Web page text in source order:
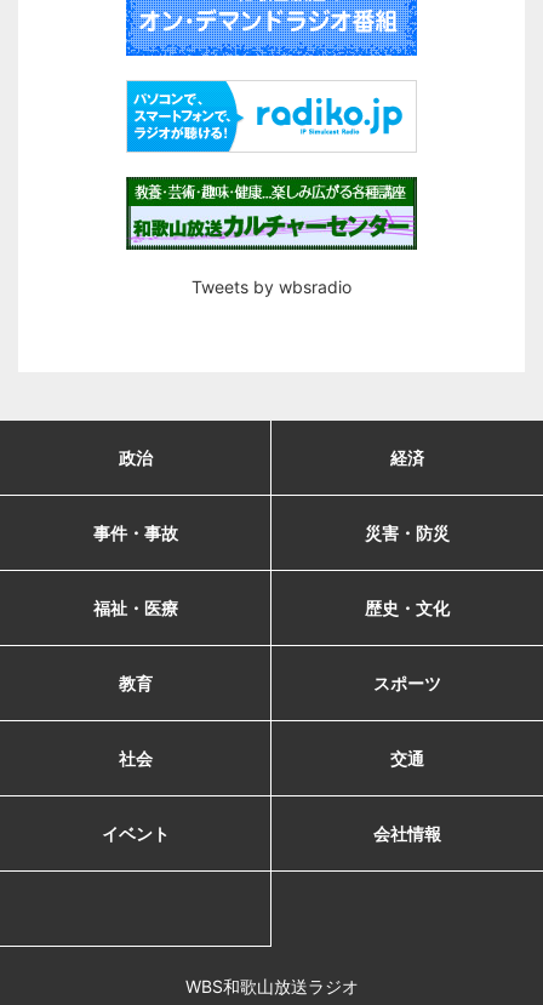
Tweets by wbsradio
政治 経済
事件・事故 災害・防災
福祉・医療 歴史・文化
教育 スポーツ
社会 交通
イベント 会社情報
WBS和歌山放送ラジオ